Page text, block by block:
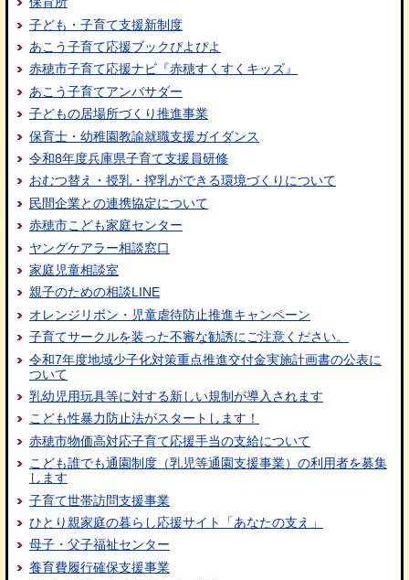
子ども・子育て支援新制度
あこう子育て応援ブックぴよぴよ
赤穂市子育て応援ナビ『赤穂すくすくキッズ』
あこう子育てアンバサダー
子どもの居場所づくり推進事業
保育士・幼稚園教諭就職支援ガイダンス
令和8年度兵庫県子育て支援員研修
おむつ替え・授乳・搾乳ができる環境づくりについて
民間企業との連携協定について
赤穂市こども家庭センター
ヤングケアラー相談窓口
家庭児童相談室
親子のための相談LINE
オレンジリボン・児童虐待防止推進キャンペーン
子育てサークルを装った不審な勧誘にご注意ください。
令和7年度地域少子化対策重点推進交付金実施計画書の公表に
ついて
乳幼児用玩具等に対する新しい規制が導入されます
こども性暴力防止法がスタートします！
赤穂市物価高対応子育て応援手当の支給について
こども誰でも通園制度（乳児等通園支援事業）の利用者を募集
します
子育て世帯訪問支援事業
ひとり親家庭の暮らし応援サイト「あなたの支え」
母子・父子福祉センター
養育費履行確保支援事業